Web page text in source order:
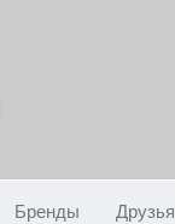
Бренды Друзья